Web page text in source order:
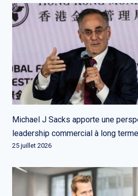
Michael J Sacks apporte une
leadership commercial à long terme
25 juillet 2026